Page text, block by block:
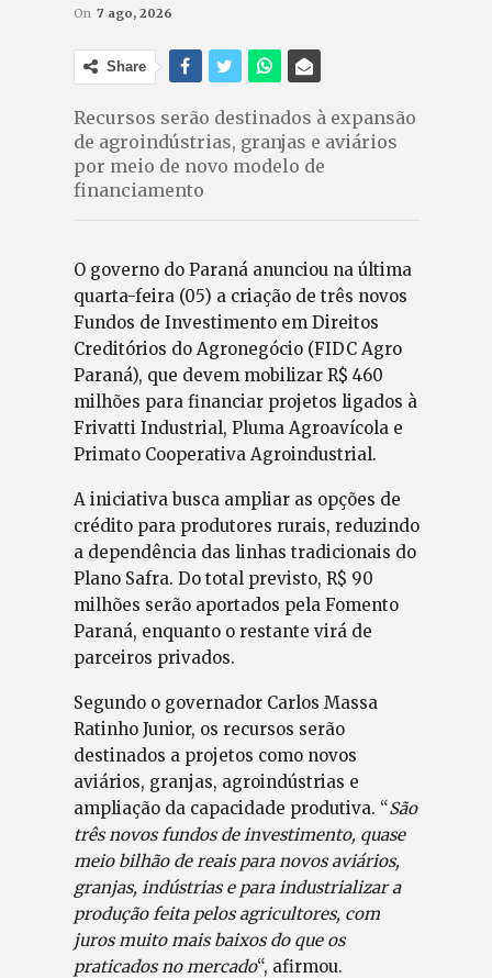
On 7 ago, 2026
Share
Recursos serão destinados à expansão
de agroindústrias, granjas e aviários
por meio de novo modelo de
financiamento
O governo do Paraná anunciou na última
quarta-feira (05) a criação de três novos
Fundos de Investimento em Direitos
Creditórios do Agronegócio (FIDC Agro
Paraná), que devem mobilizar R$ 460
milhões para financiar projetos ligados à
Frivatti Industrial, Pluma Agroavícola e
Primato Cooperativa Agroindustrial.
A iniciativa busca ampliar as opções de
crédito para produtores rurais, reduzindo
a dependência das linhas tradicionais do
Plano Safra. Do total previsto, R$ 90
milhões serão aportados pela Fomento
Paraná, enquanto o restante virá de
parceiros privados.
Segundo o governador Carlos Massa
Ratinho Junior, os recursos serão
destinados a projetos como novos
aviários, granjas, agroindústrias e
ampliação da capacidade produtiva. “São
três novos fundos de investimento, quase
meio bilhão de reais para novos aviários,
granjas, indústrias e para industrializar a
produção feita pelos agricultores, com
juros muito mais baixos do que os
praticados no mercado“, afirmou.